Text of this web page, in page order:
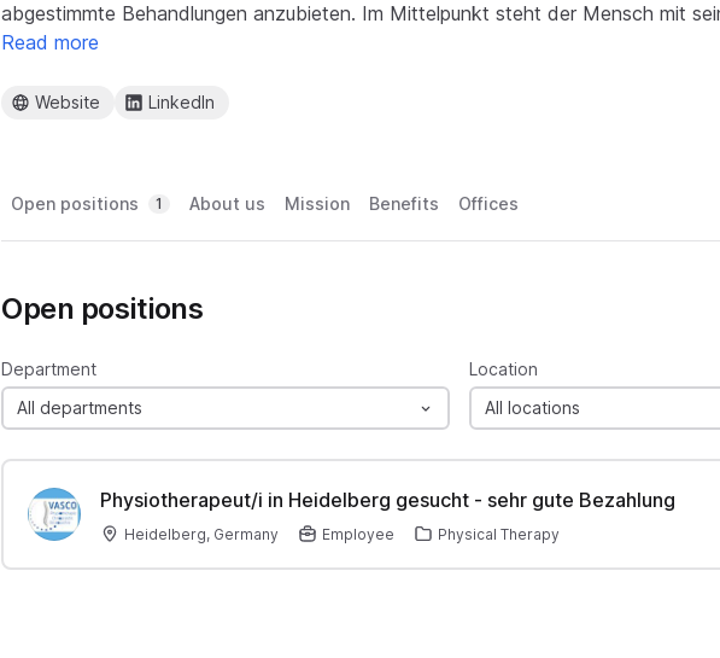
abgestimmte Behandlungen anzubieten. Im Mittelpunkt steht der Mensch mit
Read more
Website LinkedIn
Open positions 1 About us Mission Benefits Offices
Open positions
Department
All departments
Location
All locations
Physiotherapeut/i in Heidelberg gesucht - sehr gute Bezahlung
Heidelberg, Germany Employee Physical Therapy